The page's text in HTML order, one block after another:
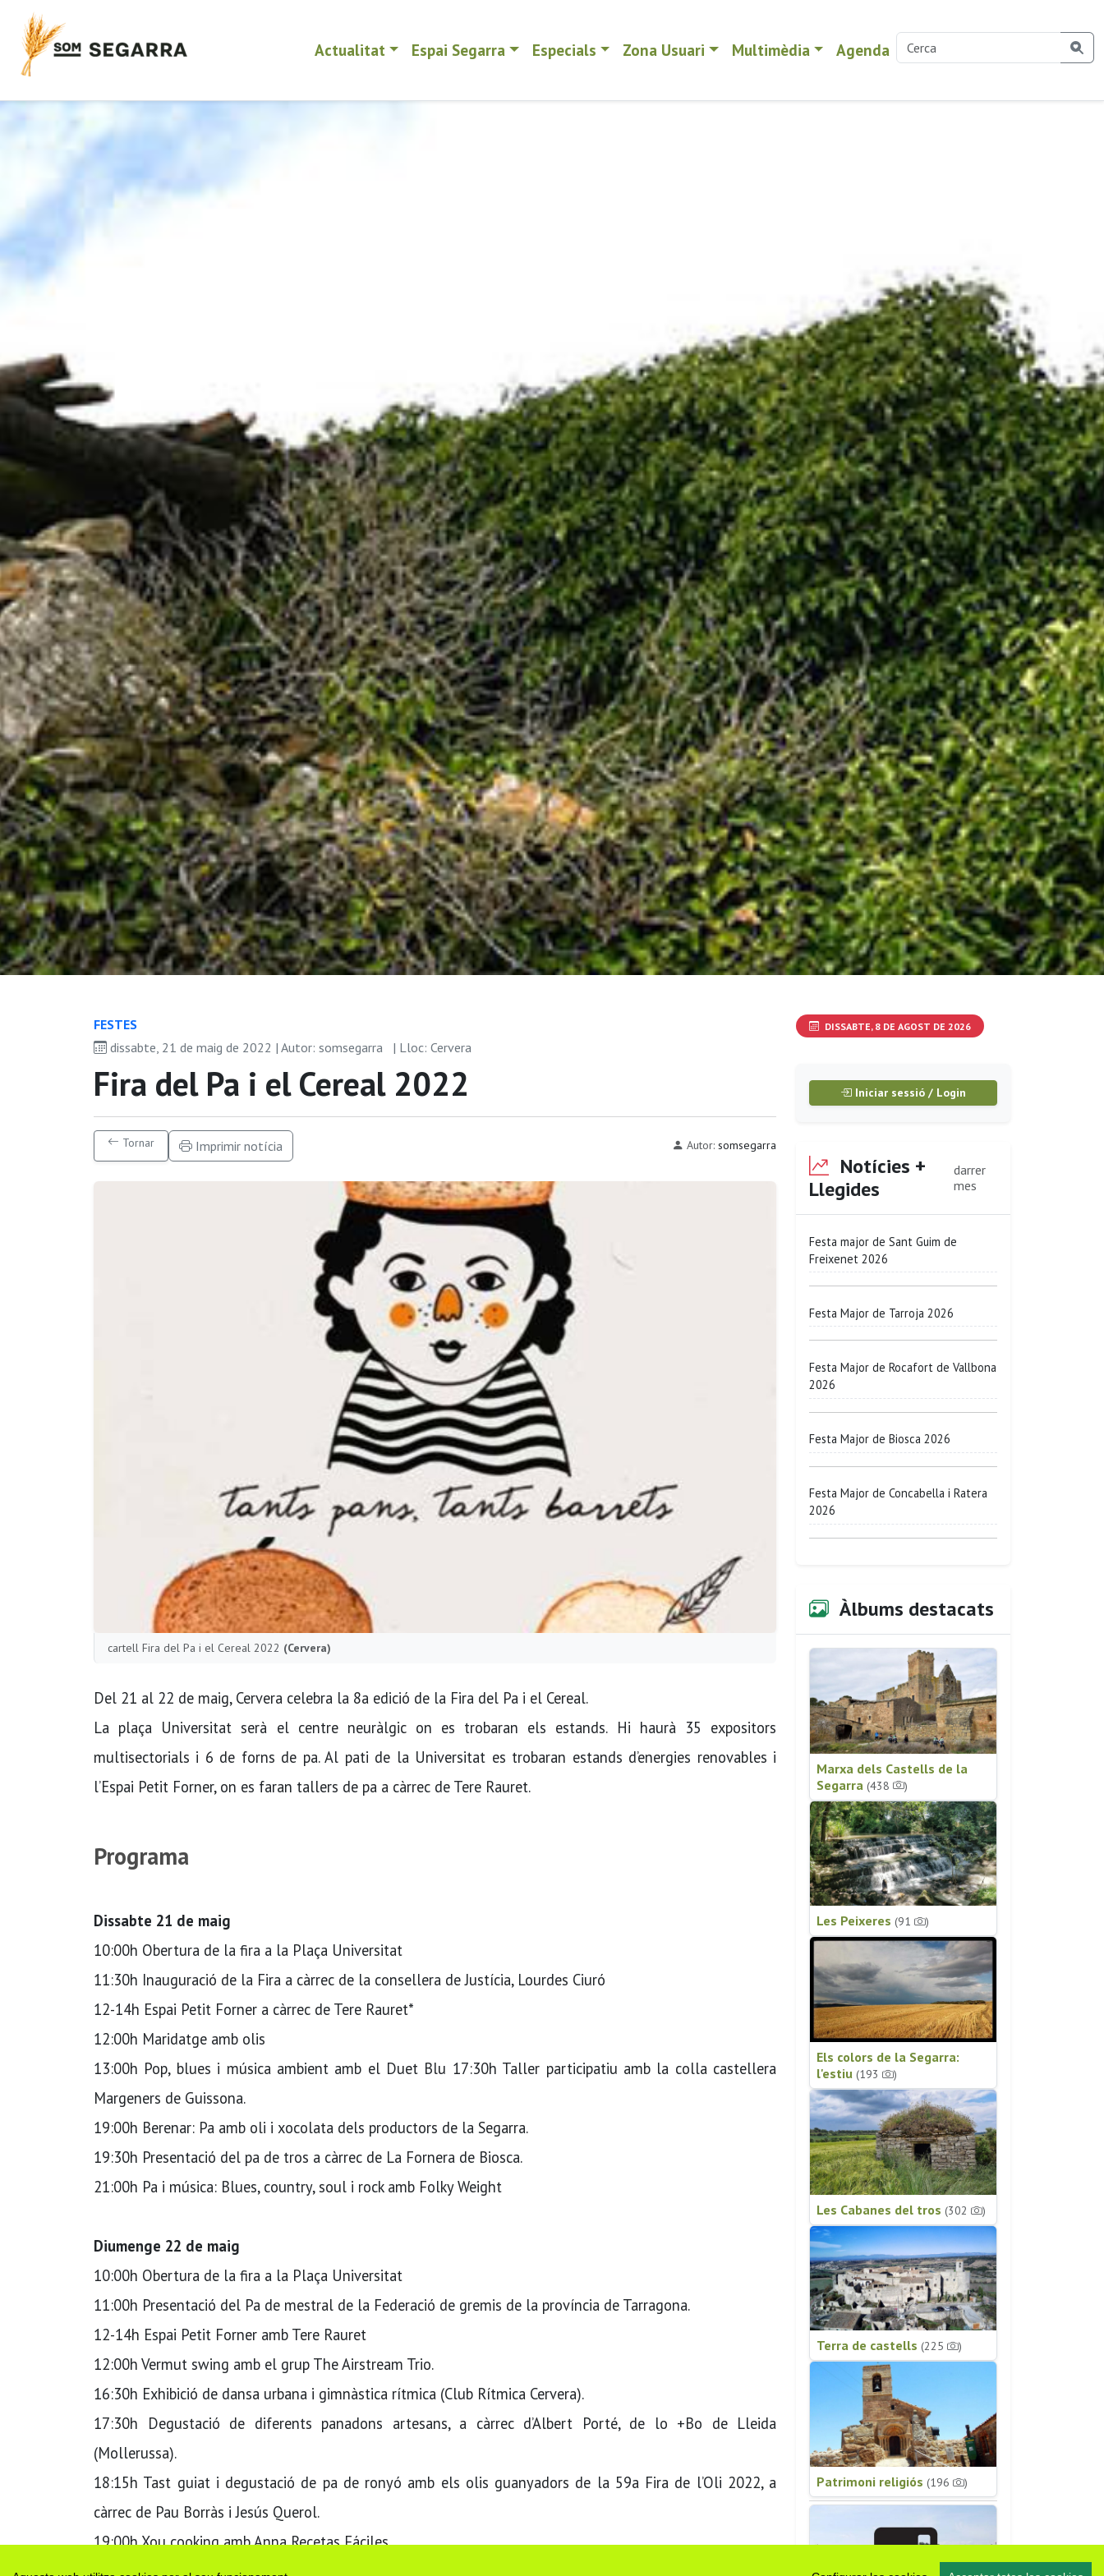
Actualitat Espai Segarra Especials Zona Usuari Multimèdia Agenda
FESTES
dissabte, 21 de maig de 2022 | Autor: somsegarra
| Lloc: Cervera
Fira del Pa i el Cereal 2022
Tornar Imprimir notícia Autor: somsegarra
cartell Fira del Pa i el Cereal 2022 (Cervera)
Del 21 al 22 de maig, Cervera celebra la 8a edició de la Fira del Pa i el Cereal.
La plaça Universitat serà el centre neuràlgic on es trobaran els estands. Hi haurà 35 expositors
multisectorials i 6 de forns de pa. Al pati de la Universitat es trobaran estands d’energies renovables i
l’Espai Petit Forner, on es faran tallers de pa a càrrec de Tere Rauret.
Programa
Dissabte 21 de maig
10:00h Obertura de la fira a la Plaça Universitat
11:30h Inauguració de la Fira a càrrec de la consellera de Justícia, Lourdes Ciuró
12-14h Espai Petit Forner a càrrec de Tere Rauret*
12:00h Maridatge amb olis
13:00h Pop, blues i música ambient amb el Duet Blu 17:30h Taller participatiu amb la colla castellera
Margeners de Guissona.
19:00h Berenar: Pa amb oli i xocolata dels productors de la Segarra.
19:30h Presentació del pa de tros a càrrec de La Fornera de Biosca.
21:00h Pa i música: Blues, country, soul i rock amb Folky Weight
Diumenge 22 de maig
10:00h Obertura de la fira a la Plaça Universitat
11:00h Presentació del Pa de mestral de la Federació de gremis de la província de Tarragona.
12-14h Espai Petit Forner amb Tere Rauret
12:00h Vermut swing amb el grup The Airstream Trio.
16:30h Exhibició de dansa urbana i gimnàstica rítmica (Club Rítmica Cervera).
17:30h Degustació de diferents panadons artesans, a càrrec d’Albert Porté, de lo +Bo de Lleida
(Mollerussa).
18:15h Tast guiat i degustació de pa de ronyó amb els olis guanyadors de la 59a Fira de l’Oli 2022, a
càrrec de Pau Borràs i Jesús Querol.
19:00h Xou cooking amb Anna Recetas Fáciles
20:00h Cloenda a càrrec de la vicepresidenta primera del Parlament, Alba Vergés.
DISSABTE, 8 DE AGOST DE 2026
Iniciar sessió / Login
Notícies +
Llegides
darrer
mes
Festa major de Sant Guim de
Freixenet 2026
Festa Major de Tarroja 2026
Festa Major de Rocafort de Vallbona
2026
Festa Major de Biosca 2026
Festa Major de Concabella i Ratera
2026
Àlbums destacats
Marxa dels Castells de la
Segarra (438 )
Les Peixeres (91 )
Els colors de la Segarra:
l'estiu (193 )
Les Cabanes del tros (302 )
Terra de castells (225 )
Patrimoni religiós (196 )